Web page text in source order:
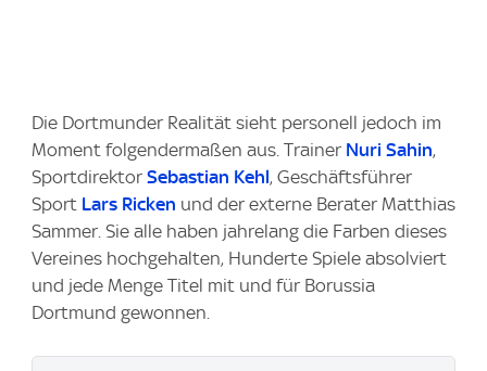
Die Dortmunder Realität sieht personell jedoch im
Moment folgendermaßen aus. Trainer Nuri Sahin,
Sportdirektor Sebastian Kehl, Geschäftsführer
Sport Lars Ricken und der externe Berater Matthias
Sammer. Sie alle haben jahrelang die Farben dieses
Vereines hochgehalten, Hunderte Spiele absolviert
und jede Menge Titel mit und für Borussia
Dortmund gewonnen.